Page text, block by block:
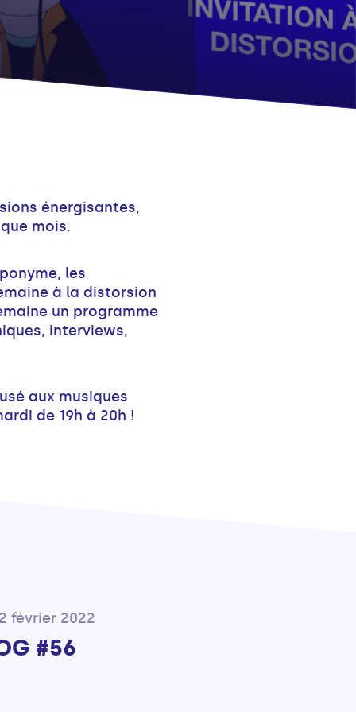
énergisantes,
mois.
les
à la distorsion
un programme
interviews,
aux musiques
de 19h à 20h !
février 2022
#56